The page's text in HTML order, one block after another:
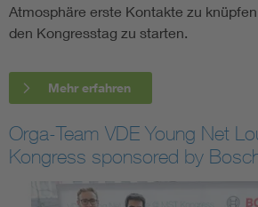
Atmosphäre erste Kontakte zu
den Kongresstag zu starten.
Mehr erfahren
Orga-Team VDE Young Net
Kongress sponsored by